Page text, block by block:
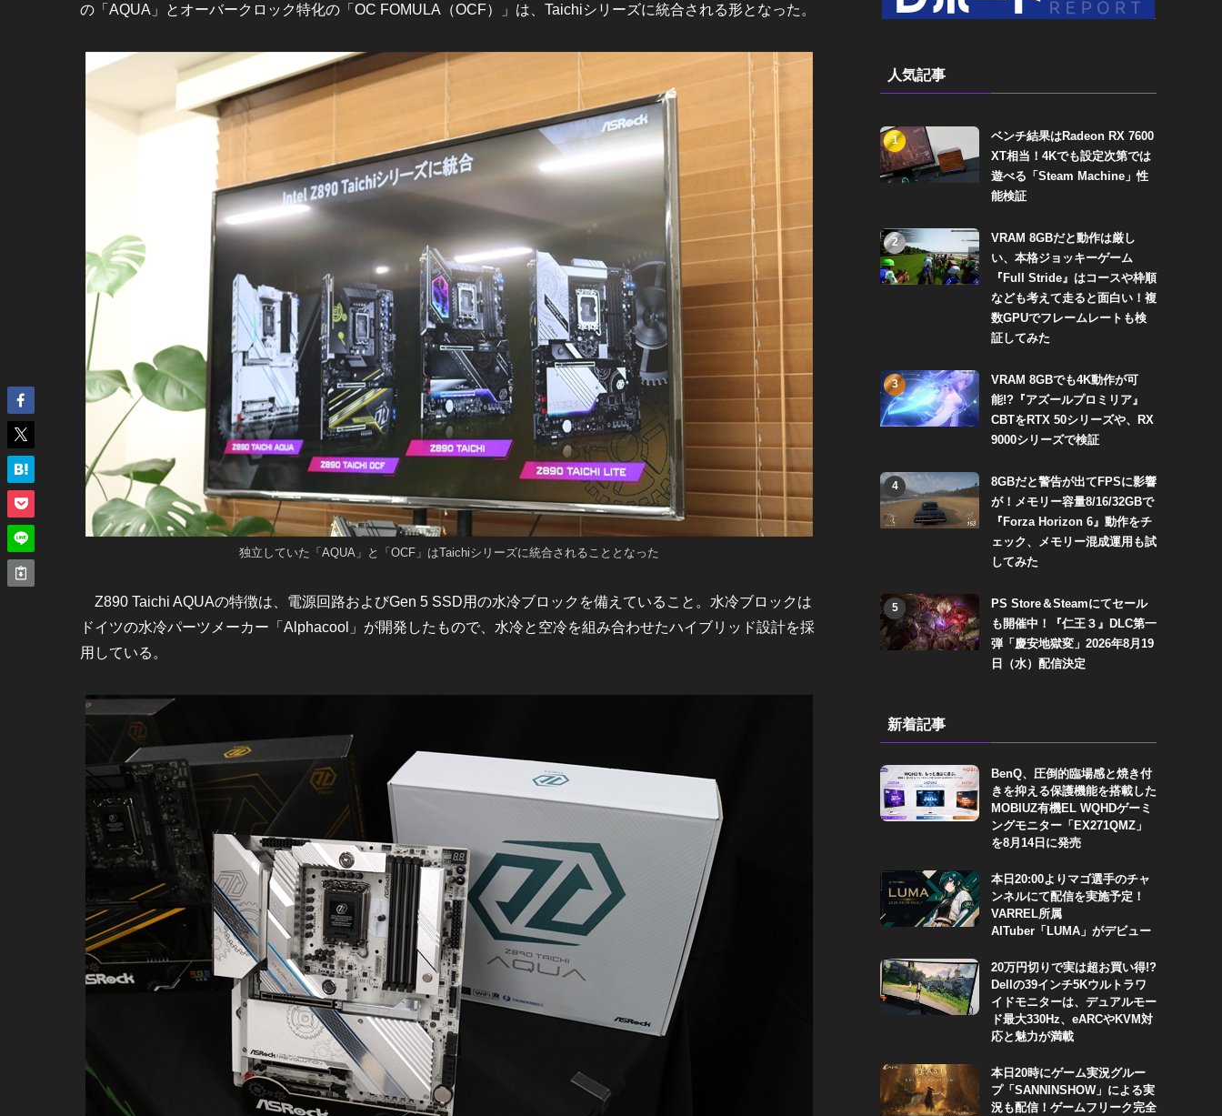
の「AQUA」とオーバークロック特化の「OC FOMULA（OCF）」は、Taichiシリーズに統合される形となった。
独立していた「AQUA」と「OCF」はTaichiシリーズに統合されることとなった
Z890 Taichi AQUAの特徴は、電源回路およびGen 5 SSD用の水冷ブロックを備えていること。水冷ブロックは
ドイツの水冷パーツメーカー「Alphacool」が開発したもので、水冷と空冷を組み合わせたハイブリッド設計を採
用している。
人気記事
1
ベンチ結果はRadeon RX 7600
XT相当！4Kでも設定次第では
遊べる「Steam Machine」性
能検証
2
VRAM 8GBだと動作は厳し
い、本格ジョッキーゲーム
『Full Stride』はコースや枠順
なども考えて走ると面白い！複
数GPUでフレームレートも検
証してみた
3
VRAM 8GBでも4K動作が可
能!?『アズールプロミリア』
CBTをRTX 50シリーズや、RX
9000シリーズで検証
4
8GBだと警告が出てFPSに影響
が！メモリー容量8/16/32GBで
『Forza Horizon 6』動作をチ
ェック、メモリー混成運用も試
してみた
5
PS Store＆Steamにてセール
も開催中！『仁王３』DLC第一
弾「慶安地獄変」2026年8月19
日（水）配信決定
新着記事
BenQ、圧倒的臨場感と焼き付
きを抑える保護機能を搭載した
MOBIUZ有機EL WQHDゲーミ
ングモニター「EX271QMZ」
を8月14日に発売
本日20:00よりマゴ選手のチャ
ンネルにて配信を実施予定！
VARREL所属
AITuber「LUMA」がデビュー
20万円切りで実は超お買い得!?
Dellの39インチ5Kウルトラワ
イドモニターは、デュアルモー
ド最大330Hz、eARCやKVM対
応と魅力が満載
本日20時にゲーム実況グルー
プ「SANNINSHOW」による実
況も配信！ゲームフリーク完全